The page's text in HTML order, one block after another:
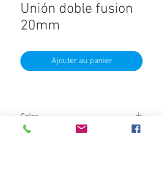
Unión doble fusion
20mm
Ajouter au panier
Color
Verde